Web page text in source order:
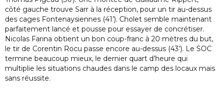
côté gauche trouve Sarr à la réception, pour un tir au-dessus
des cages Fontenaysiennes (41’). Cholet semble maintenant
parfaitement lancé et pousse pour essayer de concrétiser.
Nicolas Farina obtient un bon coup-franc à 20 mètres du but,
le tir de Corentin Rocu passe encore au-dessus (43’). Le SOC
termine beaucoup mieux, le dernier quart d’heure qui
multiplie les situations chaudes dans le camp des locaux mais
sans réussite.